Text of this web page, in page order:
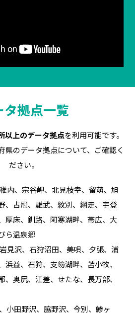
タ拠点一覧
以上のデータ拠点を利用可能です。
県のデータ拠点について、ご確認く
ださい。
稚内、宗谷岬、北見枝幸、留萌、旭
、占冠、雄武、紋別、網走、宇登
厚床、釧路、阿寒湖畔、帯広、大
ら温泉郷
岩見沢、石狩沼田、美唄、夕張、浦
益、石狩、支笏湖畔、苫小牧、
奥尻、江差、せたな、長万部、
小田野沢、脇野沢、今別、鯵ヶ